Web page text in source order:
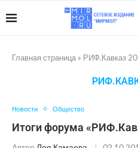
Главная страница » РИФ.Кавказ
Новости Общество
Итоги форума